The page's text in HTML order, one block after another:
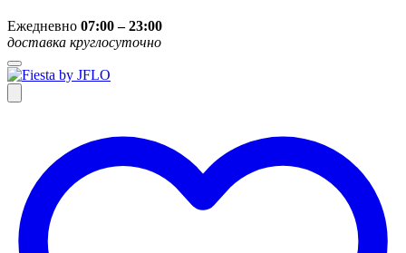
Ежедневно 07:00 – 23:00
доставка круглосуточно